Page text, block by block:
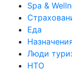
Spa &
Еда
Люди
НТО